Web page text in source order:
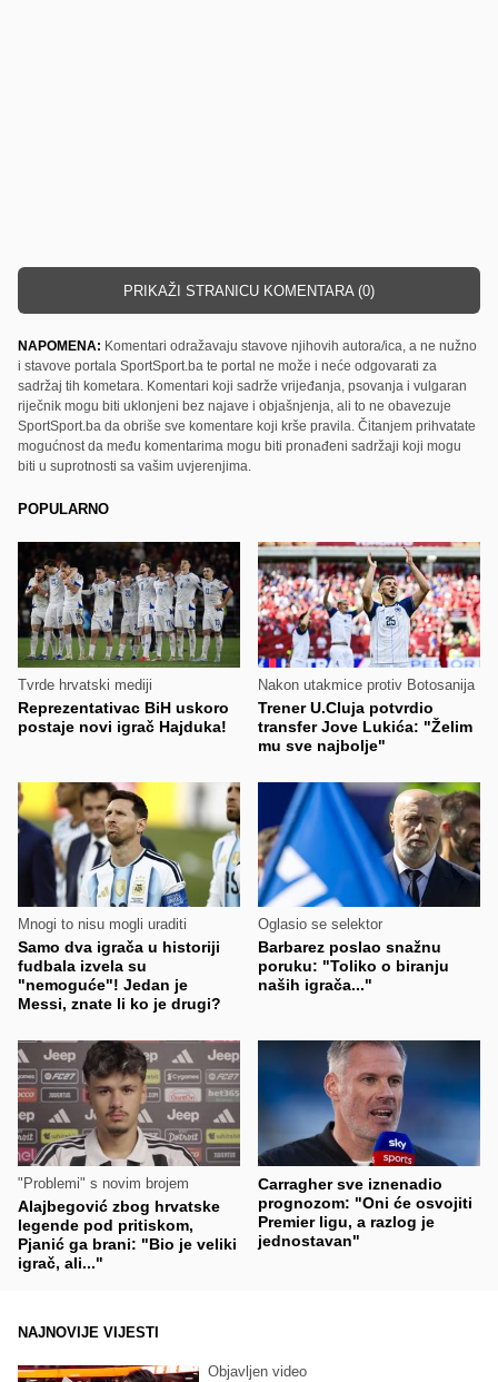
PRIKAŽI STRANICU KOMENTARA (0)
NAPOMENA: Komentari odražavaju stavove njihovih autora/ica, a ne nužno
i stavove portala SportSport.ba te portal ne može i neće odgovarati za
sadržaj tih kometara. Komentari koji sadrže vrijeđanja, psovanja i vulgaran
riječnik mogu biti uklonjeni bez najave i objašnjenja, ali to ne obavezuje
SportSport.ba da obriše sve komentare koji krše pravila. Čitanjem prihvatate
mogućnost da među komentarima mogu biti pronađeni sadržaji koji mogu
biti u suprotnosti sa vašim uvjerenjima.
POPULARNO
Tvrde hrvatski mediji
Reprezentativac BiH uskoro
postaje novi igrač Hajduka!
Nakon utakmice protiv Botosanija
Trener U.Cluja potvrdio
transfer Jove Lukića: "Želim
mu sve najbolje"
Mnogi to nisu mogli uraditi
Samo dva igrača u historiji
fudbala izvela su
"nemoguće"! Jedan je
Messi, znate li ko je drugi?
Oglasio se selektor
Barbarez poslao snažnu
poruku: "Toliko o biranju
naših igrača..."
"Problemi" s novim brojem
Alajbegović zbog hrvatske
legende pod pritiskom,
Pjanić ga brani: "Bio je veliki
igrač, ali..."
Carragher sve iznenadio
prognozom: "Oni će osvojiti
Premier ligu, a razlog je
jednostavan"
NAJNOVIJE VIJESTI
Objavljen video